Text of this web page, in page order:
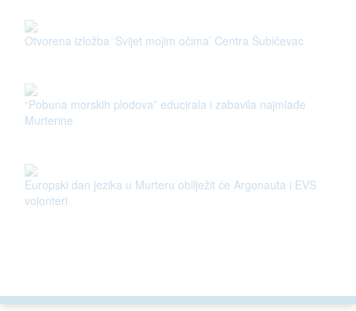
Otvorena izložba ‘Svijet mojim očima’ Centra Šubićevac
“Pobuna morskih plodova” educirala i zabavila najmlađe
Murterine
Europski dan jezika u Murteru obilježit će Argonauta i EVS
volonteri